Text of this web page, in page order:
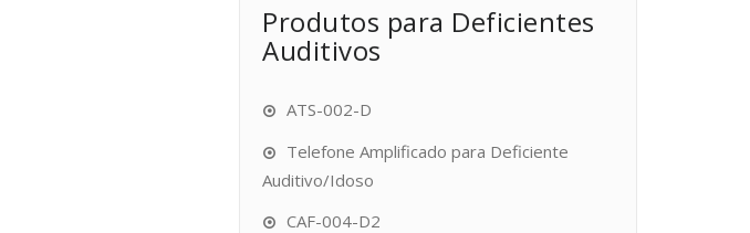
Produtos para Deficientes
Auditivos
ATS-002-D
Telefone Amplificado para Deficiente
Auditivo/Idoso
CAF-004-D2